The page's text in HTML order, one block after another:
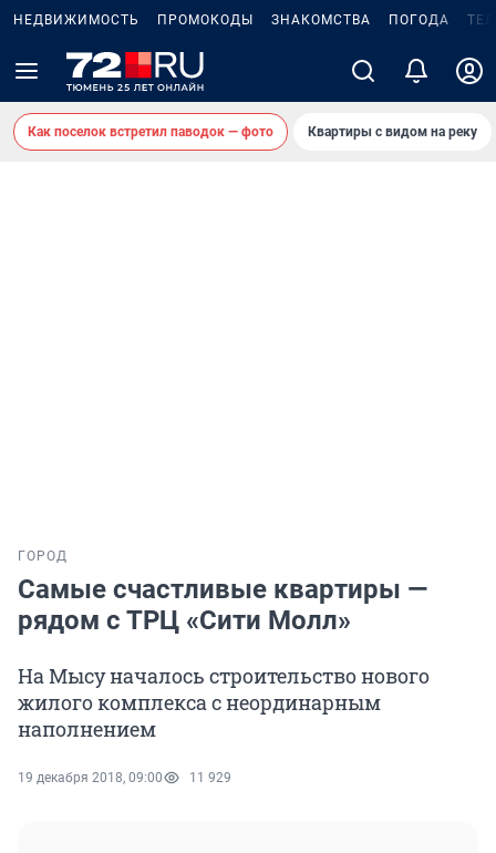
НЕДВИЖИМОСТЬ ПРОМОКОДЫ ЗНАКОМСТВА ПОГОДА
Как поселок встретил паводок — фото Квартиры с видом на реку
ГОРОД
Самые счастливые квартиры —
рядом с ТРЦ «Сити Молл»
На Мысу началось строительство нового
жилого комплекса с неординарным
наполнением
19 декабря 2018, 09:00 11 929